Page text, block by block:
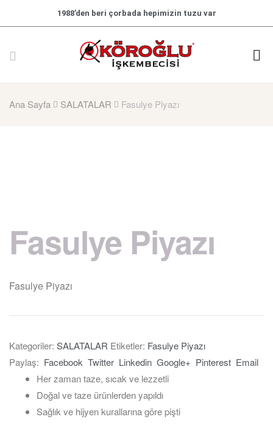
1988’den beri çorbada hepimizin tuzu var
Ana Sayfa SALATALAR Fasulye Piyazı
Fasulye Piyazı
Fasulye Piyazı
Kategoriler: SALATALAR Etiketler: Fasulye Piyazı
Paylaş: Facebook Twitter Linkedin Google+ Pinterest Email
Her zaman taze, sıcak ve lezzetli
Doğal ve taze ürünlerden yapıldı
Sağlık ve hijyen kurallarına göre pişti